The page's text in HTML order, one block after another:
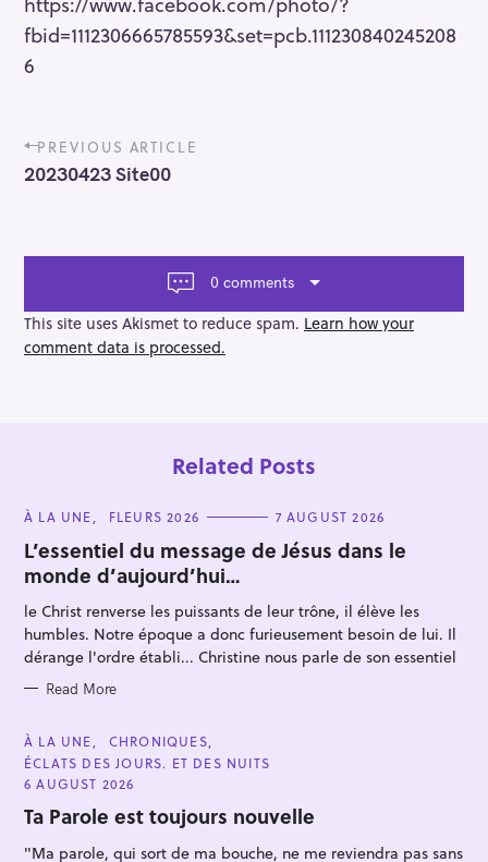
fbid=1112306665785593&set=pcb.111230840245208
6
P
o
s
a
g
a
t
PREVIOUS ARTICLE
20230423 Site00
0 comments
This site uses Akismet to reduce spam. Learn how your
comment data is processed.
Related Posts
C
T
E
G
O
R
I
E
S
À LA UNE FLEURS 2026 7 AUGUST 2026
L’essentiel du message de Jésus dans le
monde d’aujourd’hui…
le Christ renverse les puissants de leur trône, il élève les
humbles. Notre époque a donc furieusement besoin de lui. Il
dérange l'ordre établi... Christine nous parle de son essentiel
Read More
C
A
T
E
O
R
E
À LA UNE
CHRONIQUES
ÉCLATS DES JOURS. ET DES NUITS
6 AUGUST 2026
Ta Parole est toujours nouvelle
"Ma parole, qui sort de ma bouche, ne me reviendra pas sans
c
h
f
r
: